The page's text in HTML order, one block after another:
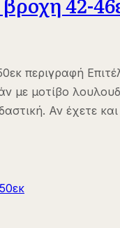
περιγραφή
μοτίβο
Αν έχετε